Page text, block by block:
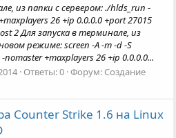
из папки с сервером: ./hlds_run -
26 +ip 0.0.0.0 +port 27015
2 Для запуска в терминале, из
режиме: screen -A -m -d -S
+maxplayers 26 +ip 0.0.0.0...
Ответы: 0 Форум: Создание
Counter Strike 1.6 на Linux